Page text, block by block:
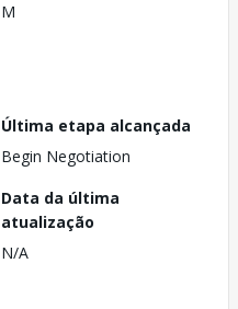
M
Última etapa alcançada
Begin Negotiation
Data da última
atualização
N/A